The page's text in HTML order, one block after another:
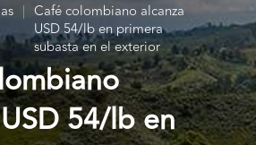
| Café colombiano alcanza
USD 54/lb en primera
subasta en el exterior
54/lb en